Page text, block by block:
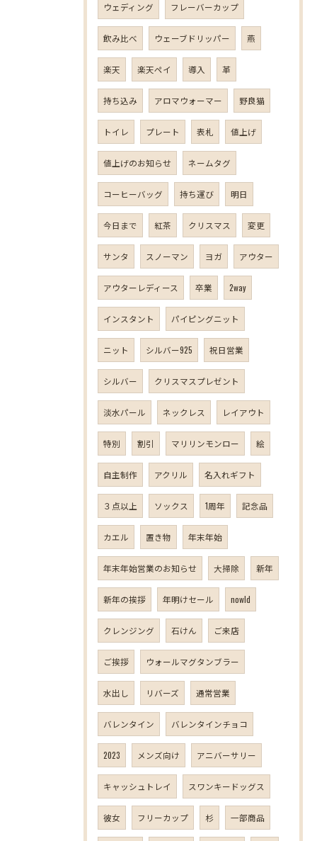
ウェディング フレーバーカップ
飲み比べ ウェーブドリッパー 燕
楽天 楽天ペイ 導入 革
持ち込み アロマウォーマー 野良猫
トイレ プレート 表札 値上げ
値上げのお知らせ ネームタグ
コーヒーバッグ 持ち運び 明日
今日まで 紅茶 クリスマス 変更
サンタ スノーマン ヨガ アウター
アウターレディース 卒業 2way
インスタント パイピングニット
ニット シルバー925 祝日営業
シルバー クリスマスプレゼント
淡水パール ネックレス レイアウト
特別 割引 マリリンモンロー 絵
自主制作 アクリル 名入れギフト
３点以上 ソックス 1周年 記念品
カエル 置き物 年末年始
年末年始営業のお知らせ 大掃除 新年
新年の挨拶 年明けセール nowld
クレンジング 石けん ご来店
ご挨拶 ウォールマグタンブラー
水出し リバーズ 通常営業
バレンタイン バレンタインチョコ
2023 メンズ向け アニバーサリー
キャッシュトレイ スワンキードッグス
彼女 フリーカップ 杉 一部商品